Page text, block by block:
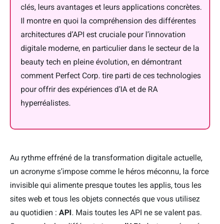
clés, leurs avantages et leurs applications concrètes.
Il montre en quoi la compréhension des différentes
architectures d’API est cruciale pour l’innovation
digitale moderne, en particulier dans le secteur de la
beauty tech en pleine évolution, en démontrant
comment Perfect Corp. tire parti de ces technologies
pour offrir des expériences d’IA et de RA
hyperréalistes.
Au rythme effréné de la transformation digitale actuelle,
un acronyme s’impose comme le héros méconnu, la force
invisible qui alimente presque toutes les applis, tous les
sites web et tous les objets connectés que vous utilisez
au quotidien : API. Mais toutes les API ne se valent pas.